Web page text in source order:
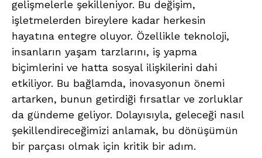
gelişmelerle şekilleniyor. Bu değişim,
işletmelerden bireylere kadar herkesin
hayatına entegre oluyor. Özellikle teknoloji,
insanların yaşam tarzlarını, iş yapma
biçimlerini ve hatta sosyal ilişkilerini dahi
etkiliyor. Bu bağlamda, inovasyonun önemi
artarken, bunun getirdiği fırsatlar ve zorluklar
da gündeme geliyor. Dolayısıyla, geleceği nasıl
şekillendireceğimizi anlamak, bu dönüşümün
bir parçası olmak için kritik bir adım.